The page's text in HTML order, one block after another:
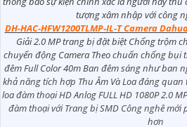
tượng xâm nhập với công
DH-HAC-HFW1200TLMP-IL-T Camera
Giải 2.0 MP trang bị đặt biệt Chống trộm
chuyển động Camera Theo chuẩn chống bụi
đêm Full Color 40m Ban đêm sáng như ban
khả năng tích hợp Thu Âm Và Loa đáng
loa đàm thoại HD Anlog FULL HD 1080P 2.0
đàm thoại với Trang bị SMD Công nghê
hơn